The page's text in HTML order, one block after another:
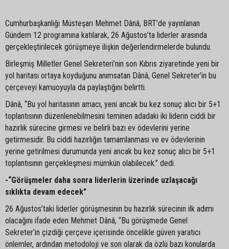
Cumhurbaşkanlığı Müsteşarı Mehmet Dânâ, BRT’de yayınlanan
Gündem 12 programına katılarak, 26 Ağustos’ta liderler arasında
gerçekleştirilecek görüşmeye ilişkin değerlendirmelerde bulundu.
Birleşmiş Milletler Genel Sekreteri’nin son Kıbrıs ziyaretinde yeni bir
yol haritası ortaya koyduğunu anımsatan Dânâ, Genel Sekreter’in bu
çerçeveyi kamuoyuyla da paylaştığını belirtti.
Dânâ, “Bu yol haritasının amacı, yeni ancak bu kez sonuç alıcı bir 5+1
toplantısının düzenlenebilmesini teminen adadaki iki liderin ciddi bir
hazırlık sürecine girmesi ve belirli bazı ev ödevlerini yerine
getirmesidir. Bu ciddi hazırlığın tamamlanması ve ev ödevlerinin
yerine getirilmesi durumunda yeni ancak bu kez sonuç alıcı bir 5+1
toplantısının gerçekleşmesi mümkün olabilecek.” dedi.
-“Görüşmeler daha sonra liderlerin üzerinde uzlaşacağı
sıklıkta devam edecek”
26 Ağustos’taki liderler görüşmesinin bu hazırlık sürecinin ilk adımı
olacağını ifade eden Mehmet Dânâ, “Bu görüşmede Genel
Sekreter’in çizdiği çerçeve içerisinde öncelikle güven yaratıcı
önlemler, ardından metodoloji ve son olarak da özlü bazı konularda